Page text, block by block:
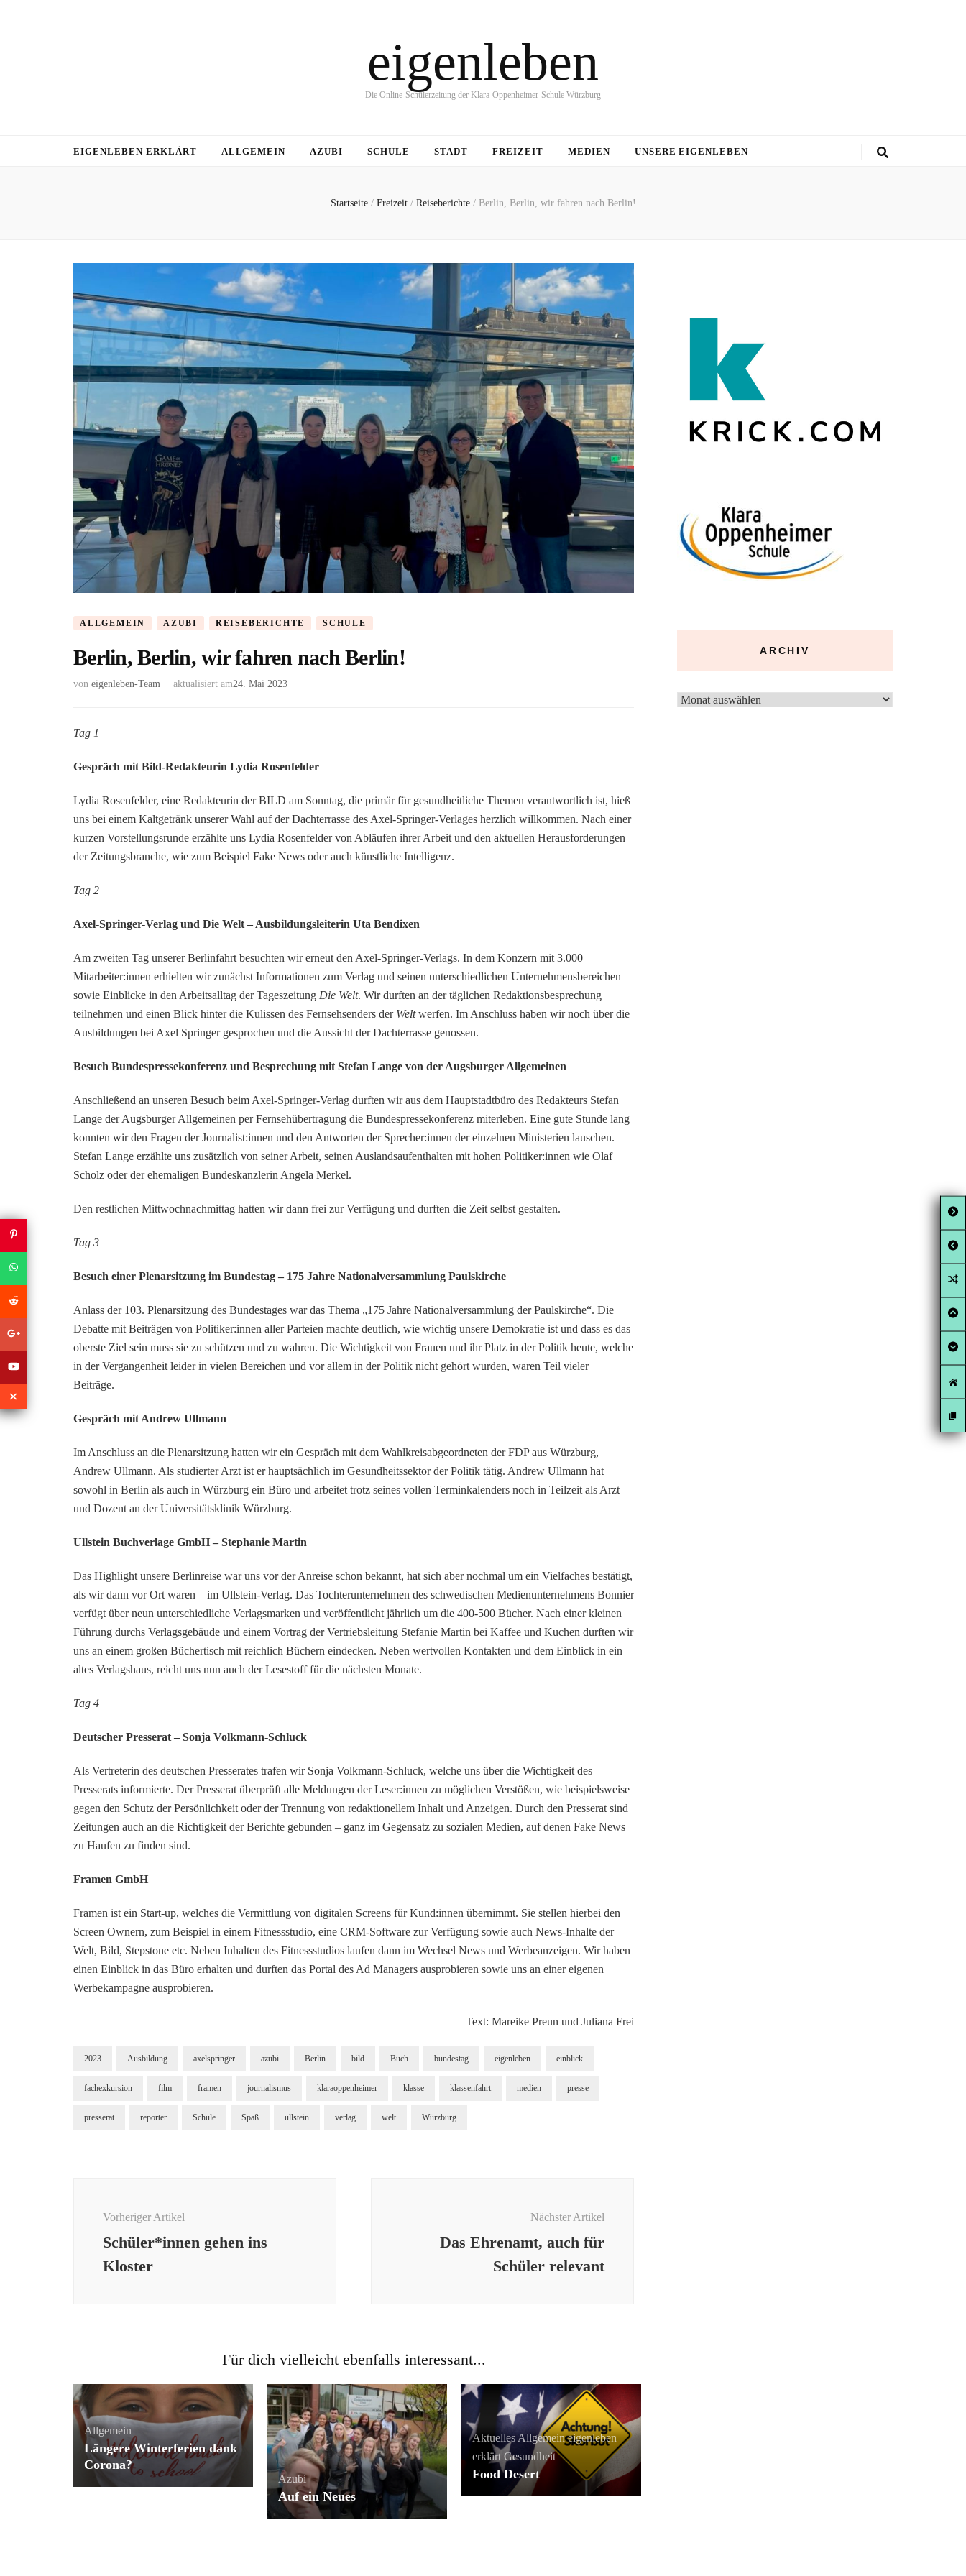
eigenleben
Die Online-Schülerzeitung der Klara-Oppenheimer-Schule Würzburg
EIGENLEBEN ERKLÄRT ALLGEMEIN AZUBI SCHULE STADT FREIZEIT MEDIEN UNSERE EIGENLEBEN
Startseite / Freizeit / Reiseberichte / Berlin, Berlin, wir fahren nach Berlin!
ALLGEMEIN AZUBI REISEBERICHTE SCHULE
Berlin, Berlin, wir fahren nach Berlin!
von eigenleben-Team aktualisiert am24. Mai 2023
Tag 1
Gespräch mit Bild-Redakteurin Lydia Rosenfelder
Lydia Rosenfelder, eine Redakteurin der BILD am Sonntag, die primär für gesundheitliche Themen verantwortlich ist, hieß
uns bei einem Kaltgetränk unserer Wahl auf der Dachterrasse des Axel-Springer-Verlages herzlich willkommen. Nach einer
kurzen Vorstellungsrunde erzählte uns Lydia Rosenfelder von Abläufen ihrer Arbeit und den aktuellen Herausforderungen
der Zeitungsbranche, wie zum Beispiel Fake News oder auch künstliche Intelligenz.
Tag 2
Axel-Springer-Verlag und Die Welt – Ausbildungsleiterin Uta Bendixen
Am zweiten Tag unserer Berlinfahrt besuchten wir erneut den Axel-Springer-Verlags. In dem Konzern mit 3.000
Mitarbeiter:innen erhielten wir zunächst Informationen zum Verlag und seinen unterschiedlichen Unternehmensbereichen
sowie Einblicke in den Arbeitsalltag der Tageszeitung Die Welt. Wir durften an der täglichen Redaktionsbesprechung
teilnehmen und einen Blick hinter die Kulissen des Fernsehsenders der Weltwerfen. Im Anschluss haben wir noch über die
Ausbildungen bei Axel Springer gesprochen und die Aussicht der Dachterrasse genossen.
Besuch Bundespressekonferenz und Besprechung mit Stefan Lange von der Augsburger Allgemeinen
Anschließend an unseren Besuch beim Axel-Springer-Verlag durften wir aus dem Hauptstadtbüro des Redakteurs Stefan
Lange der Augsburger Allgemeinen per Fernsehübertragung die Bundespressekonferenz miterleben. Eine gute Stunde lang
konnten wir den Fragen der Journalist:innen und den Antworten der Sprecher:innen der einzelnen Ministerien lauschen.
Stefan Lange erzählte uns zusätzlich von seiner Arbeit, seinen Auslandsaufenthalten mit hohen Politiker:innen wie Olaf
Scholz oder der ehemaligen Bundeskanzlerin Angela Merkel.
Den restlichen Mittwochnachmittag hatten wir dann frei zur Verfügung und durften die Zeit selbst gestalten.
Tag 3
Besuch einer Plenarsitzung im Bundestag – 175 Jahre Nationalversammlung Paulskirche
Anlass der 103. Plenarsitzung des Bundestages war das Thema „175 Jahre Nationalversammlung der Paulskirche“. Die
Debatte mit Beiträgen von Politiker:innen aller Parteien machte deutlich, wie wichtig unsere Demokratie ist und dass es das
oberste Ziel sein muss sie zu schützen und zu wahren. Die Wichtigkeit von Frauen und ihr Platz in der Politik heute, welche
in der Vergangenheit leider in vielen Bereichen und vor allem in der Politik nicht gehört wurden, waren Teil vieler
Beiträge.
Gespräch mit Andrew Ullmann
Im Anschluss an die Plenarsitzung hatten wir ein Gespräch mit dem Wahlkreisabgeordneten der FDP aus Würzburg,
Andrew Ullmann. Als studierter Arzt ist er hauptsächlich im Gesundheitssektor der Politik tätig. Andrew Ullmann hat
sowohl in Berlin als auch in Würzburg ein Büro und arbeitet trotz seines vollen Terminkalenders noch in Teilzeit als Arzt
und Dozent an der Universitätsklinik Würzburg.
Ullstein Buchverlage GmbH – Stephanie Martin
Das Highlight unsere Berlinreise war uns vor der Anreise schon bekannt, hat sich aber nochmal um ein Vielfaches bestätigt,
als wir dann vor Ort waren – im Ullstein-Verlag. Das Tochterunternehmen des schwedischen Medienunternehmens Bonnier
verfügt über neun unterschiedliche Verlagsmarken und veröffentlicht jährlich um die 400-500 Bücher. Nach einer kleinen
Führung durchs Verlagsgebäude und einem Vortrag der Vertriebsleitung Stefanie Martin bei Kaffee und Kuchen durften wir
uns an einem großen Büchertisch mit reichlich Büchern eindecken. Neben wertvollen Kontakten und dem Einblick in ein
altes Verlagshaus, reicht uns nun auch der Lesestoff für die nächsten Monate.
Tag 4
Deutscher Presserat – Sonja Volkmann-Schluck
Als Vertreterin des deutschen Presserates trafen wir Sonja Volkmann-Schluck, welche uns über die Wichtigkeit des
Presserats informierte. Der Presserat überprüft alle Meldungen der Leser:innen zu möglichen Verstößen, wie beispielsweise
gegen den Schutz der Persönlichkeit oder der Trennung von redaktionellem Inhalt und Anzeigen. Durch den Presserat sind
Zeitungen auch an die Richtigkeit der Berichte gebunden – ganz im Gegensatz zu sozialen Medien, auf denen Fake News
zu Haufen zu finden sind.
Framen GmbH
Framen ist ein Start-up, welches die Vermittlung von digitalen Screens für Kund:innen übernimmt. Sie stellen hierbei den
Screen Ownern, zum Beispiel in einem Fitnessstudio, eine CRM-Software zur Verfügung sowie auch News-Inhalte der
Welt, Bild, Stepstone etc. Neben Inhalten des Fitnessstudios laufen dann im Wechsel News und Werbeanzeigen. Wir haben
einen Einblick in das Büro erhalten und durften das Portal des Ad Managers ausprobieren sowie uns an einer eigenen
Werbekampagne ausprobieren.
Text: Mareike Preun und Juliana Frei
2023 Ausbildung axelspringer azubi Berlin bild Buch bundestag eigenleben einblick
fachexkursion film framen journalismus klaraoppenheimer klasse klassenfahrt medien presse
presserat reporter Schule Spaß ullstein verlag welt Würzburg
Vorheriger Artikel
Schüler*innen gehen ins
Kloster
Nächster Artikel
Das Ehrenamt, auch für
Schüler relevant
Für dich vielleicht ebenfalls interessant...
Allgemein
Längere Winterferien dank
Corona?
Azubi
Auf ein Neues
Aktuelles Allgemein eigenleben
erklärt Gesundheit
Food Desert
ARCHIV
Archiv